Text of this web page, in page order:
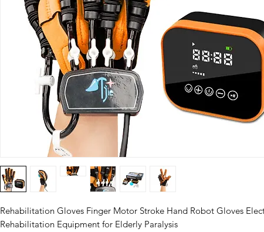
Rehabilitation Gloves Finger Motor Stroke Hand Robot Gloves
Rehabilitation Equipment for Elderly Paralysis